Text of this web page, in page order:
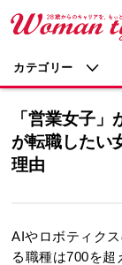
カテゴリー
「営業女子
が転職したい
理由
AIやロボティク
る職種は700を